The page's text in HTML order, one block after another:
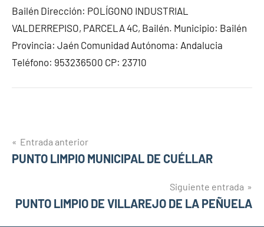
Bailén Dirección: POLÍGONO INDUSTRIAL
VALDERREPISO, PARCELA 4C, Bailén. Municipio: Bailén
Provincia: Jaén Comunidad Autónoma: Andalucia
Teléfono: 953236500 CP: 23710
Navegación
de
Entrada anterior
PUNTO LIMPIO MUNICIPAL DE CUÉLLAR
Siguiente entrada
PUNTO LIMPIO DE VILLAREJO DE LA PEÑUELA